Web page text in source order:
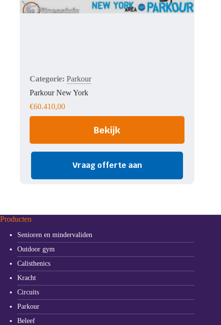
Parkour
Parkour New York
€60.410,00
Bekijk
Vraag offerte aan
Producten
Senioren en mindervaliden
Outdoor gym
Calisthenics
Kracht
Circuits
Parkour
Beleef